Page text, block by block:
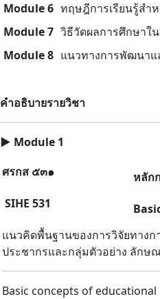
Module 6 ทฤษฎีการเรียนรู้สำ
Module 7 วิธีวัดผลการศึกษาใ
Module 8 แนวทางการพัฒนาแ
คำอธิบายรายวิชา
▶ Module 1
ศรกส ๕๓๑
หลัก
SIHE 531
แนวคิดพื้นฐานของการวิจัยทาง
ประชากรและกลุ่มตัวอย่าง ลักษ
Basic concepts of